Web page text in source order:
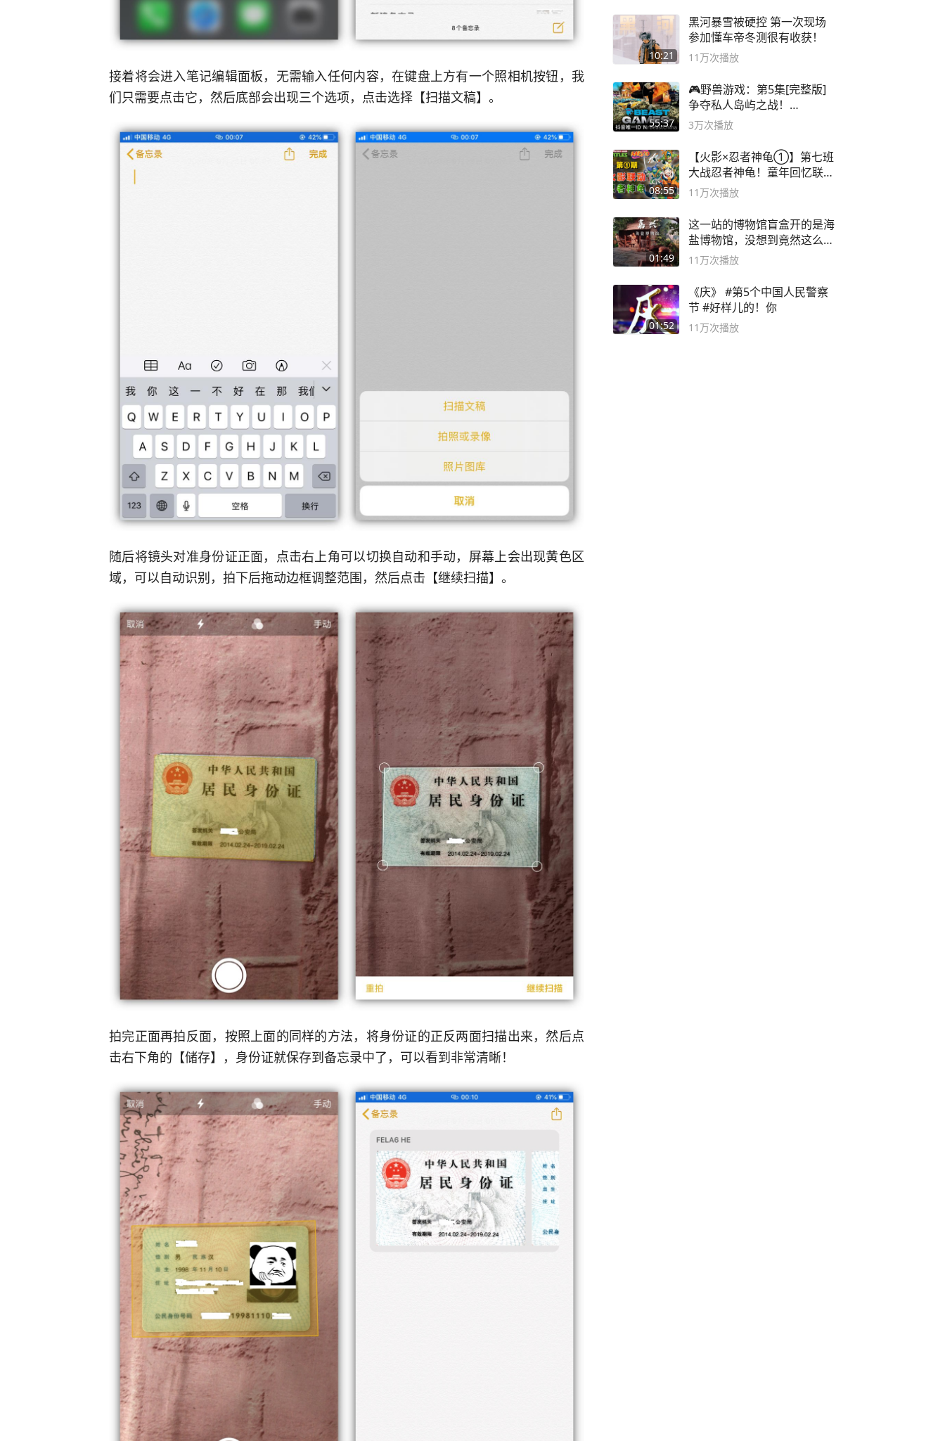
接着将会进入笔记编辑面板，无需输入任何内容，在键盘上方有一个照相机按钮，我
们只需要点击它，然后底部会出现三个选项，点击选择【扫描文稿】。
随后将镜头对准身份证正面，点击右上角可以切换自动和手动，屏幕上会出现黄色区
域，可以自动识别，拍下后拖动边框调整范围，然后点击【继续扫描】。
拍完正面再拍反面，按照上面的同样的方法，将身份证的正反两面扫描出来，然后点
击右下角的【储存】，身份证就保存到备忘录中了，可以看到非常清晰！
10:21
黑河暴雪被硬控 第一次现场
参加懂车帝冬测很有收获！
11万次播放
55:37
🎮野兽游戏：第5集[完整版]
争夺私人岛屿之战！
#MrBeastChina
3万次播放
08:55
【火影×忍者神龟①】第七班
大战忍者神龟！童年回忆联动
论武？
11万次播放
01:49
这一站的博物馆盲盒开的是海
盐博物馆，没想到竟然这么好
逛！
11万次播放
01:52
《庆》 #第5个中国人民警察
节 #好样儿的！你
11万次播放